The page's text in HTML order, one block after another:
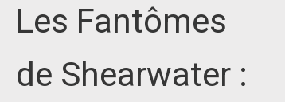
Les Fantômes
de Shearwater :